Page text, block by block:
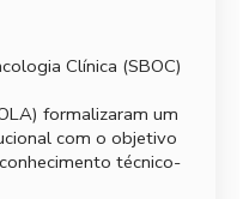
Clínica (SBOC)
formalizaram um
com o objetivo
técnico-